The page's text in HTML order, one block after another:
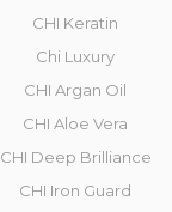
CHI Keratin
Chi Luxury
CHI Argan Oil
CHI Aloe Vera
CHI Deep Brilliance
CHI Iron Guard